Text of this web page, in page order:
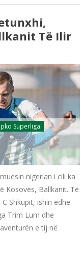
Të Ilir
Ipko Superliga
nigerian i cili ka
Kosovës, Ballkanit. Të
Shkupit, ishin edhe
Trim Lum dhe
e tij në